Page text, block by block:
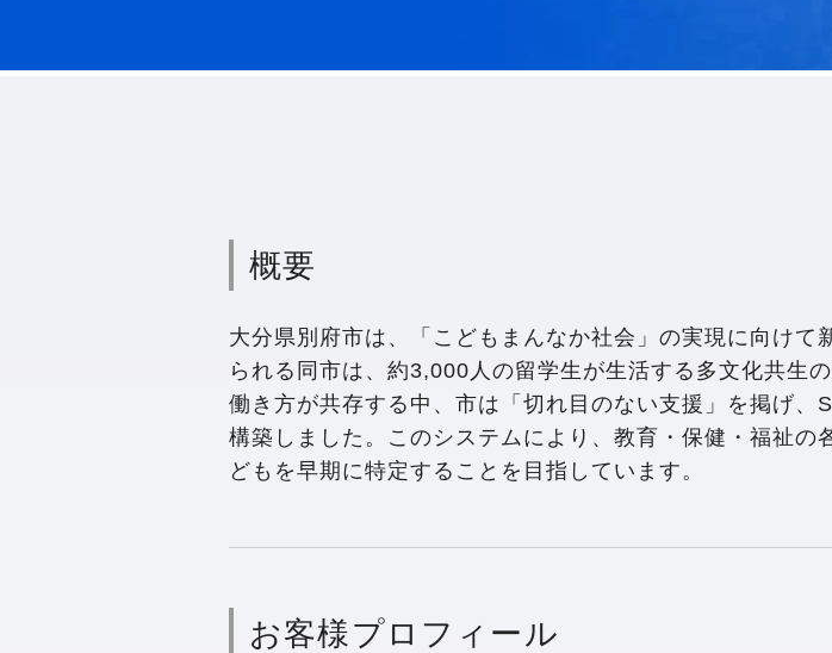
概要
大分県別府市は、「こどもまんなか社会」の実現に向け
られる同市は、約3,000人の留学生が生活する多文化共生
働き方が共存する中、市は「切れ目のない支援」を掲げ
構築しました。このシステムにより、教育・保健・福祉
どもを早期に特定することを目指しています。
お客様プロフィール